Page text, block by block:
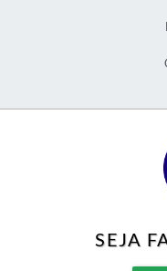
SEJA